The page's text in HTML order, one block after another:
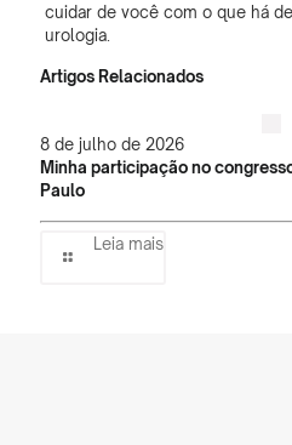
cuidar de você com o que há
urologia.
Artigos Relacionados
8 de julho de 2026
Minha participação no
Paulo
Leia mais